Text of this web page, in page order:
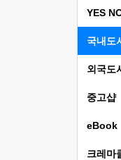
YES
국내도
외국도
중고샵
eBook
크레마